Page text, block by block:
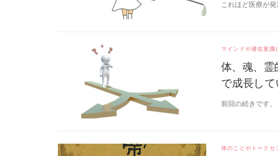
これほど医療が
マインドや潜在意識
体、魂、
で成長して
前回の続きです
体のことやトークセ